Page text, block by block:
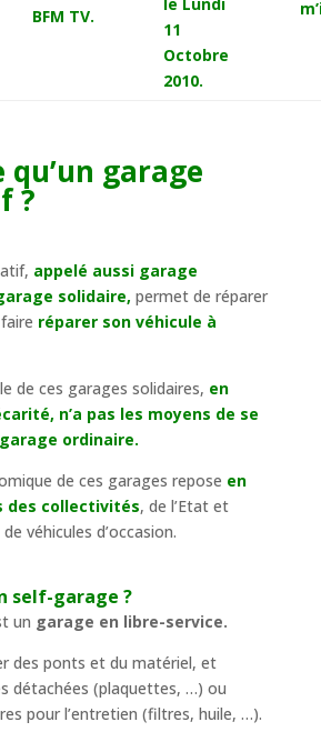
BFM TV.
11
Octobre
2010.
qu’un garage
?
appelé aussi garage
solidaire, permet de réparer
réparer son véhicule à
de ces garages solidaires, en
n’a pas les moyens de se
ordinaire.
de ces garages repose en
des collectivités, de l’Etat et
véhicules d’occasion.
self-garage ?
un garage en libre-service.
des ponts et du matériel, et
détachées (plaquettes, …) ou
pour l’entretien (filtres, huile, …).